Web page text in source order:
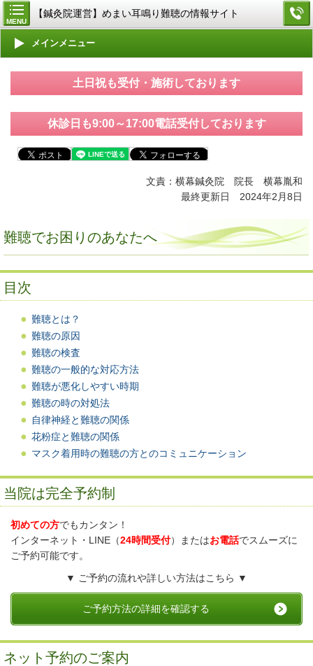
MENU
【鍼灸院運営】めまい耳鳴り難聴の情報サイト
メインメニュー
土日祝も受付・施術しております
休診日も9:00～17:00電話受付しております
文責：横幕鍼灸院 院長 横幕胤和
最終更新日 2024年2月8日
難聴でお困りのあなたへ
目次
難聴とは？
難聴の原因
難聴の検査
難聴の一般的な対応方法
難聴が悪化しやすい時期
難聴の時の対処法
自律神経と難聴の関係
花粉症と難聴の関係
マスク着用時の難聴の方とのコミュニケーション
当院は完全予約制
初めての方でもカンタン！
インターネット・LINE（24時間受付）またはお電話でスムーズに
ご予約可能です。
▼ ご予約の流れや詳しい方法はこちら ▼
ご予約方法の詳細を確認する
ネット予約のご案内